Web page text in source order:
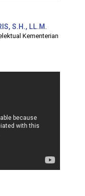
S.H., LL.M.
Kementerian